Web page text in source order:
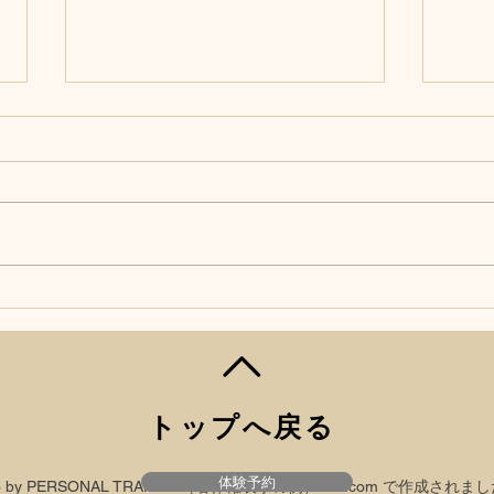
ルテのライン
の
体験予約
トップへ戻る
PERSONAL TRAINER（著作権表示の例） Wix.com で作成されまし